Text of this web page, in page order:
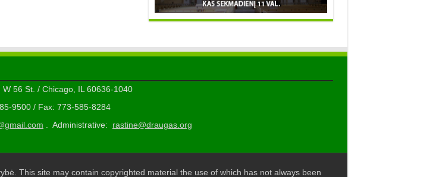
56 St. / Chicago, IL 60636-1040
9500 / Fax: 773-585-8284
. Administrative: rastine@draugas.org
This site may contain copyrighted material the use of which has not always been